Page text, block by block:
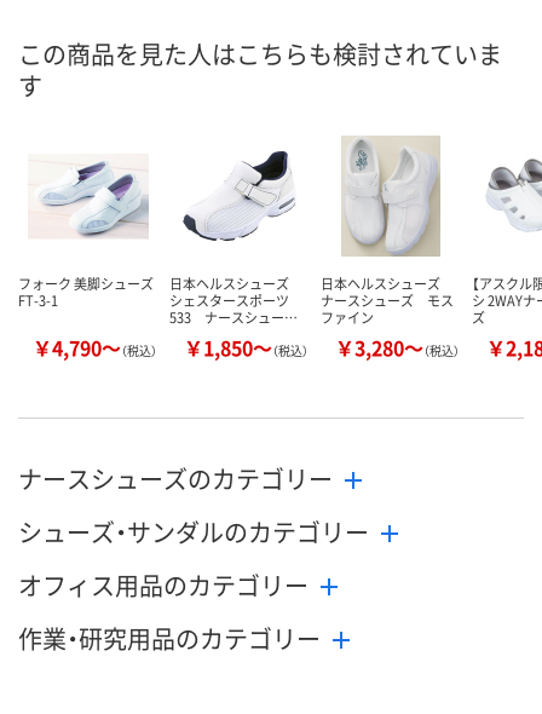
8月8日（土）
カゴへ
この商品を見た人はこちらも検討されていま
す
フォーク 美脚シューズ
FT-3-1
￥4,790～（税込）
日本ヘルスシューズ
シェスタースポーツ
533 ナースシュー…
￥1,850～（税込）
日本ヘルスシューズ
ナースシューズ モス
ファイン
￥3,280～（税込）
【アスクル
シ 2WAY
ズ
￥
ナースシューズのカテゴリー
シューズ・サンダルのカテゴリー
オフィス用品のカテゴリー
作業・研究用品のカテゴリー